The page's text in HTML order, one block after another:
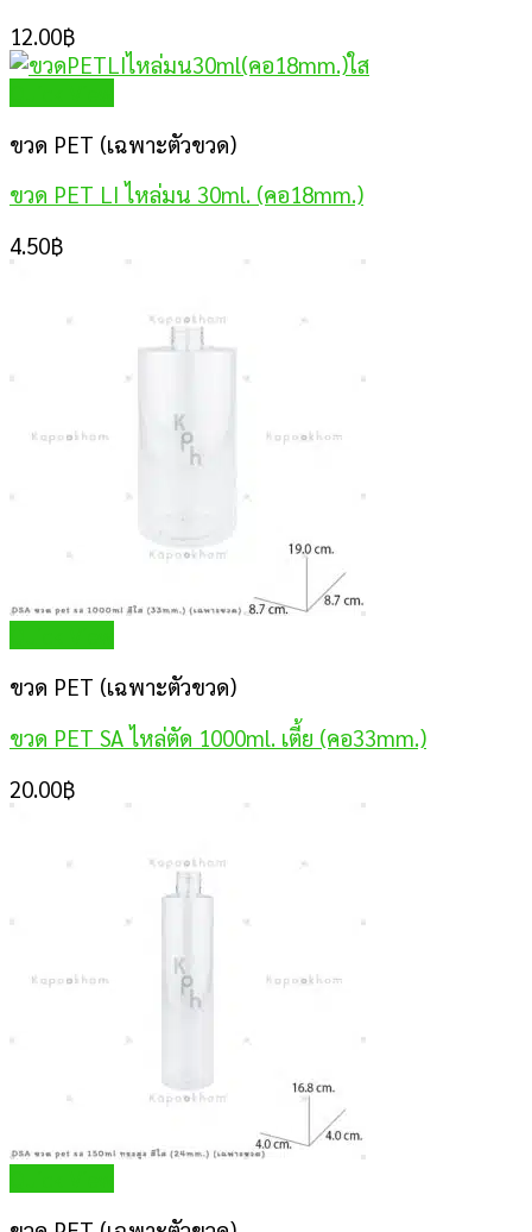
12.00฿
ขวด PET (เฉพาะตัวขวด)
ขวด PET LI ไหล่มน 30ml. (คอ18mm.)
4.50฿
ขวด PET (เฉพาะตัวขวด)
ขวด PET SA ไหล่ตัด 1000ml. เตี้ย (คอ33mm.)
20.00฿